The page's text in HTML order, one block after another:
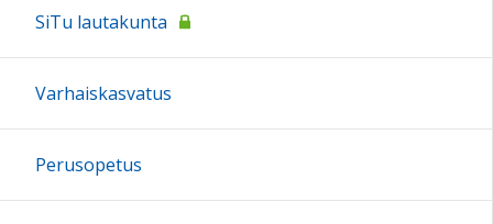
SiTu lautakunta
Varhaiskasvatus
Perusopetus